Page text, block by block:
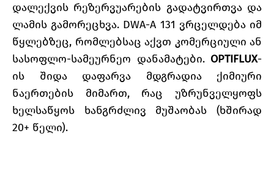
დალექვის რეზერვუარების გადატვირთვა და
ლამის გამორეცხვა. DWA-A 131 ვრცელდება იმ
წყლებზეც, რომლებსაც აქვთ კომერციული ან
სასოფლო-სამეურნეო დანამატები. OPTIFLUX-
ის შიდა დაფარვა მდგრადია ქიმიური
ნაერთების მიმართ, რაც უზრუნველყოფს
ხელსაწყოს ხანგრძლივ მუშაობას (ხშირად
20+ წელი).